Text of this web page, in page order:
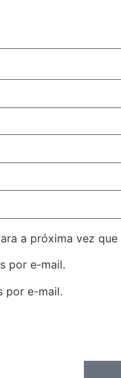
a próxima vez que
por e-mail.
por e-mail.